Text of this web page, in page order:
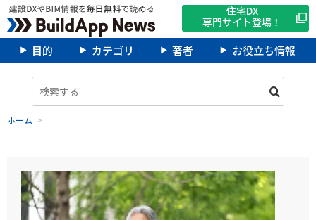
住宅DX
専門サイト登場！
目的 カテゴリ 著者 お役立ち情報
ホーム